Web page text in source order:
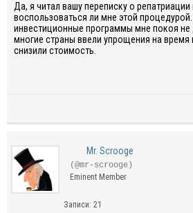
Да, я читал вашу переписку о
воспользоваться ли мне этой
инвестиционные программы мне покоя не
многие страны ввели упрощения на время
снизили стоимость.
Mr. Scrooge
(@mr-scrooge)
Eminent Member
Записи: 21